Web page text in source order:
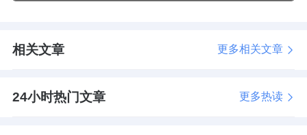
相关文章 更多相关文章
24小时热门文章 更多热读